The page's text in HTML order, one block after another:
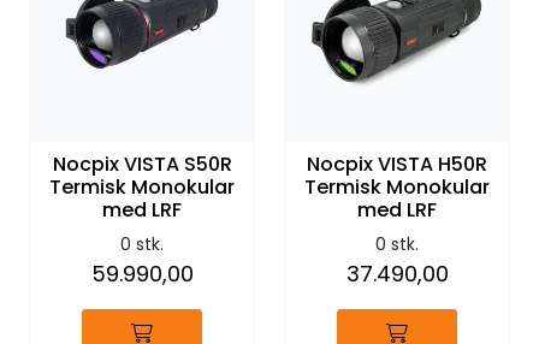
Nocpix VISTA S50R
Termisk Monokular
med LRF
0 stk.
59.990,00
Nocpix VISTA H50R
Termisk Monokular
med LRF
0 stk.
37.490,00